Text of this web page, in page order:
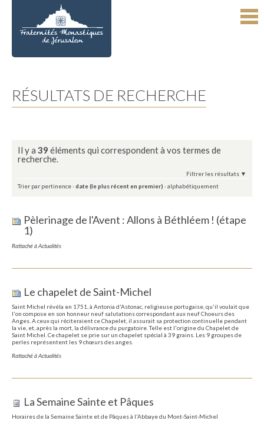
RÉSULTATS DE RECHERCHE
Il y a 39 éléments qui correspondent à vos termes de
recherche.
Filtrer les résultats
Trier par pertinence· date (le plus récent en premier) · alphabétiquement
Pèlerinage de l'Avent : Allons à Béthléem ! (étape
1)
Rattaché àActualités
Le chapelet de Saint-Michel
Saint Michel révéla en 1751, à Antonia d'Astonac, religieuse portugaise, qu'il voulait que
l'on compose en son honneur neuf salutations correspondant aux neuf Choeurs des
Anges. A ceux qui réciteraient ce Chapelet, il assurait sa protection continuelle pendant
la vie, et, après la mort, la délivrance du purgatoire. Telle est l'origine du Chapelet de
Saint Michel. Ce chapelet se prie sur un chapelet spécial à 39 grains. Les 9 groupes de
perles représentent les 9 chœurs des anges.
Rattaché àActualités
La Semaine Sainte et Pâques
Horaires de la Semaine Sainte et de Pâques à l'Abbaye du Mont-Saint-Michel